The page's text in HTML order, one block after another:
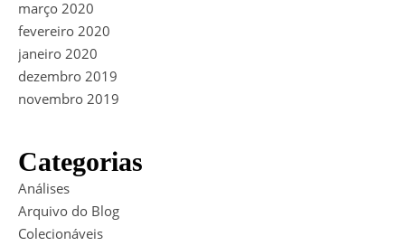
março 2020
fevereiro 2020
janeiro 2020
dezembro 2019
novembro 2019
Categorias
Análises
Arquivo do Blog
Colecionáveis